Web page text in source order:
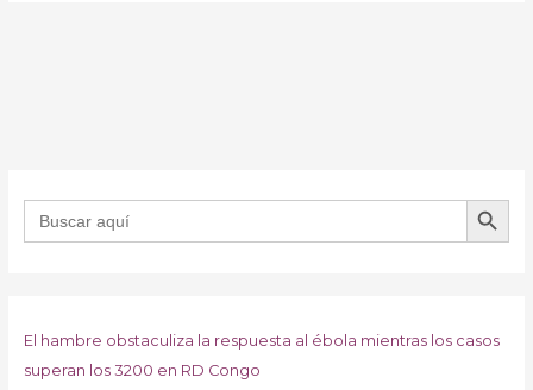
Buscar: BOTÓN DE
El hambre obstaculiza la respuesta al ébola mientras los casos
superan los 3200 en RD Congo